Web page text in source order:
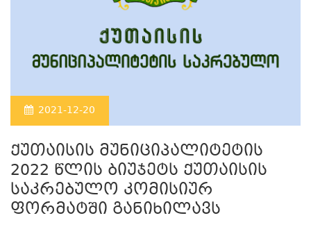
2021-12-20
ქუთაისის მუნიციპალიტეტის
2022 წლის ბიუჯეტს ქუთაისის
საკრებულო კომისიურ
ფორმატში განიხილავს